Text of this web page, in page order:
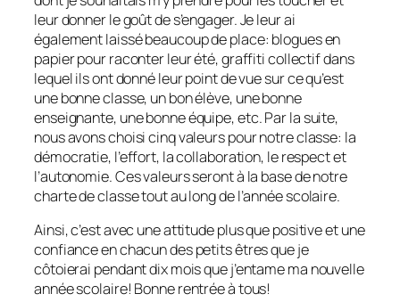
leur donner le goût de s’engager. Je leur ai
également laissé beaucoup de place: blogues en
papier pour raconter leur été, graffiti collectif dans
lequel ils ont donné leur point de vue sur ce qu’est
une bonne classe, un bon élève, une bonne
enseignante, une bonne équipe, etc. Par la suite,
nous avons choisi cinq valeurs pour notre classe: la
démocratie, l’effort, la collaboration, le respect et
l’autonomie. Ces valeurs seront à la base de notre
charte de classe tout au long de l’année scolaire.
Ainsi, c’est avec une attitude plus que positive et une
confiance en chacun des petits êtres que je
côtoierai pendant dix mois que j’entame ma nouvelle
année scolaire! Bonne rentrée à tous!